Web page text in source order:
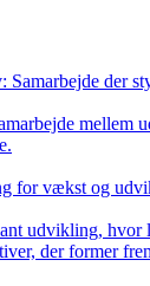
Samarbejde der
mellem
for vækst og
udvikling,
der former